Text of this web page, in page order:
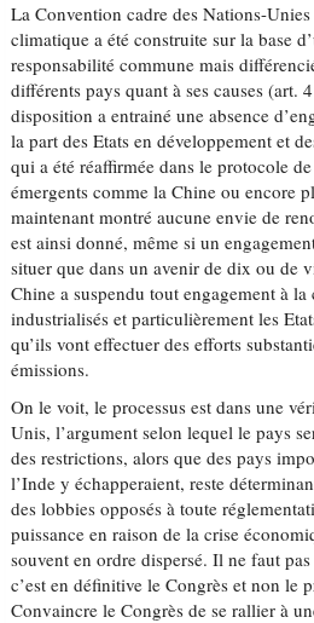
La Convention cadre des Nations-
climatique a été construite sur la base
responsabilité commune mais
différents pays quant à ses causes (art.
disposition a entrainé une absence
la part des Etats en développement et
qui a été réaffirmée dans le protocole
émergents comme la Chine ou encore
maintenant montré aucune envie de
est ainsi donné, même si un
situer que dans un avenir de dix ou de
Chine a suspendu tout engagement à
industrialisés et particulièrement les
qu’ils vont effectuer des efforts
émissions.
On le voit, le processus est dans une
Unis, l’argument selon lequel le pays
des restrictions, alors que des pays
l’Inde y échapperaient, reste
des lobbies opposés à toute
puissance en raison de la crise
souvent en ordre dispersé. Il ne faut
c’est en définitive le Congrès et non le
Convaincre le Congrès de se rallier à